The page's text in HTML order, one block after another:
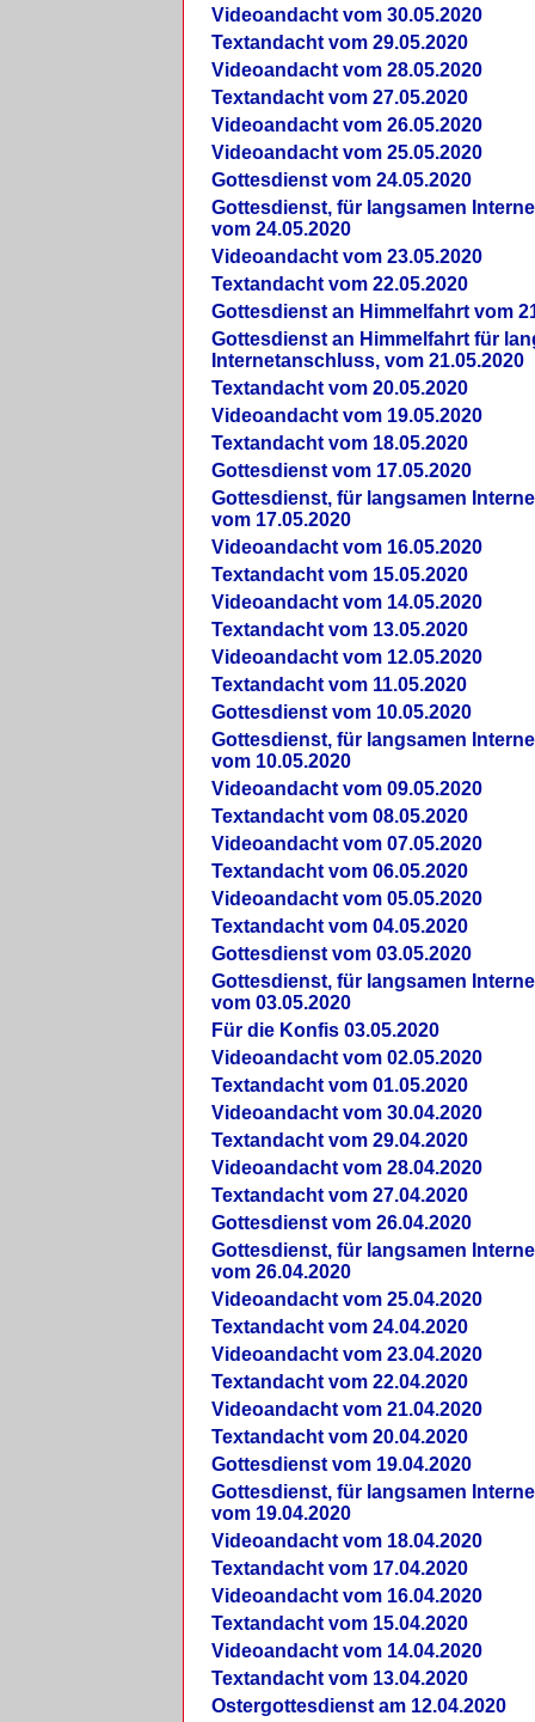
Videoandacht vom 30.05.2020
Textandacht vom 29.05.2020
Videoandacht vom 28.05.2020
Textandacht vom 27.05.2020
Videoandacht vom 26.05.2020
Videoandacht vom 25.05.2020
Gottesdienst vom 24.05.2020
Gottesdienst, für langsamen
vom 24.05.2020
Videoandacht vom 23.05.2020
Textandacht vom 22.05.2020
Gottesdienst an Himmelfahrt vom
Gottesdienst an Himmelfahrt für
Internetanschluss, vom 21.05.2020
Textandacht vom 20.05.2020
Videoandacht vom 19.05.2020
Textandacht vom 18.05.2020
Gottesdienst vom 17.05.2020
Gottesdienst, für langsamen
vom 17.05.2020
Videoandacht vom 16.05.2020
Textandacht vom 15.05.2020
Videoandacht vom 14.05.2020
Textandacht vom 13.05.2020
Videoandacht vom 12.05.2020
Textandacht vom 11.05.2020
Gottesdienst vom 10.05.2020
Gottesdienst, für langsamen
vom 10.05.2020
Videoandacht vom 09.05.2020
Textandacht vom 08.05.2020
Videoandacht vom 07.05.2020
Textandacht vom 06.05.2020
Videoandacht vom 05.05.2020
Textandacht vom 04.05.2020
Gottesdienst vom 03.05.2020
Gottesdienst, für langsamen
vom 03.05.2020
Für die Konfis 03.05.2020
Videoandacht vom 02.05.2020
Textandacht vom 01.05.2020
Videoandacht vom 30.04.2020
Textandacht vom 29.04.2020
Videoandacht vom 28.04.2020
Textandacht vom 27.04.2020
Gottesdienst vom 26.04.2020
Gottesdienst, für langsamen
vom 26.04.2020
Videoandacht vom 25.04.2020
Textandacht vom 24.04.2020
Videoandacht vom 23.04.2020
Textandacht vom 22.04.2020
Videoandacht vom 21.04.2020
Textandacht vom 20.04.2020
Gottesdienst vom 19.04.2020
Gottesdienst, für langsamen
vom 19.04.2020
Videoandacht vom 18.04.2020
Textandacht vom 17.04.2020
Videoandacht vom 16.04.2020
Textandacht vom 15.04.2020
Videoandacht vom 14.04.2020
Textandacht vom 13.04.2020
Ostergottesdienst am 12.04.2020